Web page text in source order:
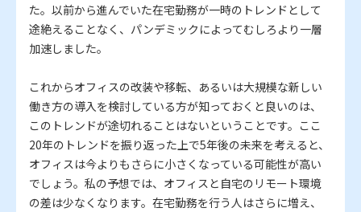
た。以前から進んでいた在宅勤務が一時のトレンドとして
途絶えることなく、パンデミックによってむしろより一層
加速しました。
これからオフィスの改装や移転、あるいは大規模な新しい
働き方の導入を検討している方が知っておくと良いのは、
このトレンドが途切れることはないということです。ここ
20年のトレンドを振り返った上で5年後の未来を考えると、
オフィスは今よりもさらに小さくなっている可能性が高い
でしょう。私の予想では、オフィスと自宅のリモート環境
の差は少なくなります。在宅勤務を行う人はさらに増え、